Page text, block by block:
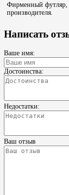
Фирменный футляр,
производителя.
Написать
Ваше имя:
Достоинства:
Недостатки:
Ваш отзыв